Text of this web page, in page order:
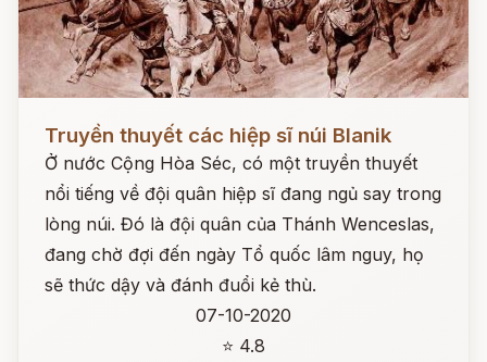
Đọc ngay
Truyền thuyết các hiệp sĩ núi Blanik
Ở nước Cộng Hòa Séc, có một truyền thuyết
nổi tiếng về đội quân hiệp sĩ đang ngủ say trong
lòng núi. Đó là đội quân của Thánh Wenceslas,
đang chờ đợi đến ngày Tổ quốc lâm nguy, họ
sẽ thức dậy và đánh đuổi kẻ thù.
07-10-2020
⭐ 4.8